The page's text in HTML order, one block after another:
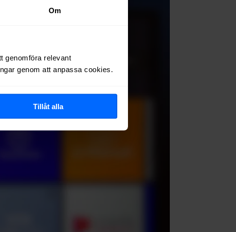
Om
genomföra relevant
genom att anpassa cookies.
Tillåt alla